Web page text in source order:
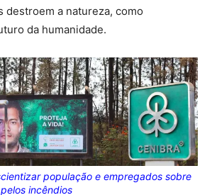
destroem a natureza, como
da humanidade.
população e empregados sobre
incêndios